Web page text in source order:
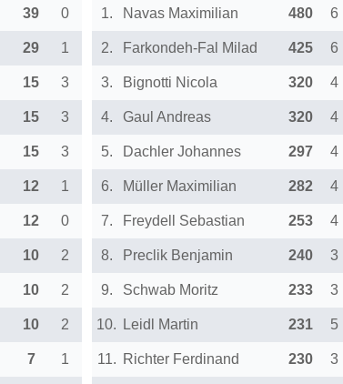
39 0
29 1
15 3
15 3
15 3
12 1
12 0
10 2
10 2
10 2
7 1
1. Navas Maximilian 480 6
2. Farkondeh-Fal Milad 425 6
3. Bignotti Nicola 320 4
4. Gaul Andreas 320 4
5. Dachler Johannes 297 4
6. Müller Maximilian 282 4
7. Freydell Sebastian 253 4
8. Preclik Benjamin 240 3
9. Schwab Moritz 233 3
10. Leidl Martin 231 5
11. Richter Ferdinand 230 3